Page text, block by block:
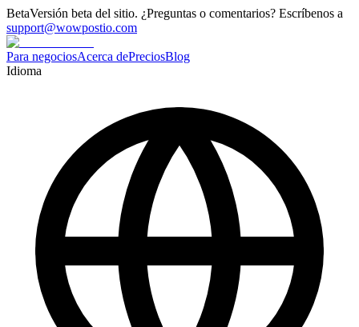
BetaVersión beta del sitio. ¿Preguntas o comentarios? Escríbenos a
support@wowpostio.com
Para negociosAcerca dePreciosBlog
Idioma